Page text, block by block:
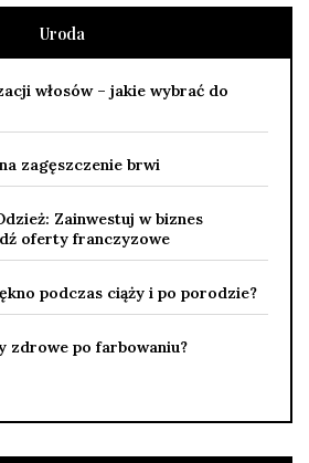
Uroda
włosów – jakie wybrać do
zagęszczenie brwi
Zainwestuj w biznes
oferty franczyzowe
podczas ciąży i po porodzie?
zdrowe po farbowaniu?